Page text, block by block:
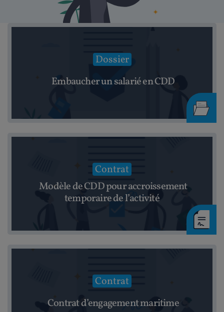
Dossier
Embaucher un salarié en CDD
Contrat
Modèle de CDD pour accroissement
temporaire de l’activité
Contrat
Contrat d’engagement maritime